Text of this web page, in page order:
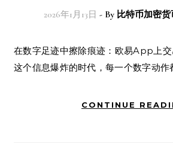
2026年1月13日 - By 比特币加密
在数字足迹中擦除痕迹：欧易App上交易记录的删除之道在
这个信息爆炸的时代，每一个数字动
CONTINUE